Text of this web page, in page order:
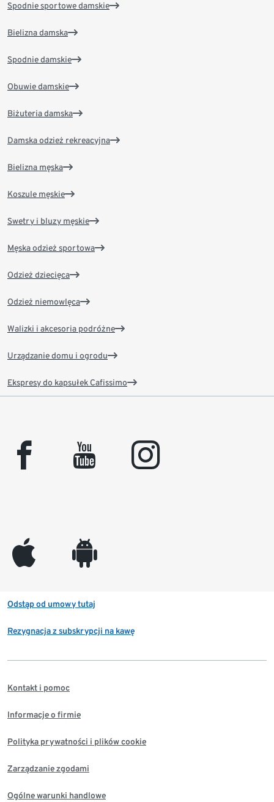
Spodnie sportowe damskie
Bielizna damska
Spodnie damskie
Obuwie damskie
Biżuteria damska
Damska odzież rekreacyjna
Bielizna męska
Koszule męskie
Swetry i bluzy męskie
Męska odzież sportowa
Odzież dziecięca
Odzież niemowlęca
Walizki i akcesoria podróżne
Urządzanie domu i ogrodu
Ekspresy do kapsułek Cafissimo
facebook youtube instagram
appleinc android
Odstąp od umowy tutaj
Rezygnacja z subskrypcji na kawę
Kontakt i pomoc
Informacje o firmie
Polityka prywatności i plików cookie
Zarządzanie zgodami
Ogólne warunki handlowe